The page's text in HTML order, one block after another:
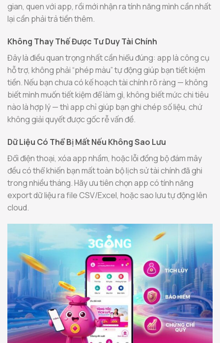
gian, quen với app, rồi mới nhận ra tính năng mình cần nhất
lại cần phải trả tiền thêm.
Không Thay Thế Được Tư Duy Tài Chính
Đây là điều quan trọng nhất cần hiểu đúng: app là công cụ
hỗ trợ, không phải “phép màu” tự động giúp bạn tiết kiệm
tiền. Nếu bạn chưa có kế hoạch tài chính rõ ràng — không
biết mình muốn tiết kiệm để làm gì, không biết mức chi tiêu
nào là hợp lý — thì app chỉ giúp bạn ghi chép số liệu, chứ
không giải quyết được gốc rễ vấn đề.
Dữ Liệu Có Thể Bị Mất Nếu Không Sao Lưu
Đổi điện thoại, xóa app nhầm, hoặc lỗi đồng bộ đám mây
đều có thể khiến bạn mất toàn bộ lịch sử tài chính đã ghi
trong nhiều tháng. Hãy ưu tiên chọn app có tính năng
export dữ liệu ra file CSV/Excel, hoặc sao lưu tự động lên
cloud.